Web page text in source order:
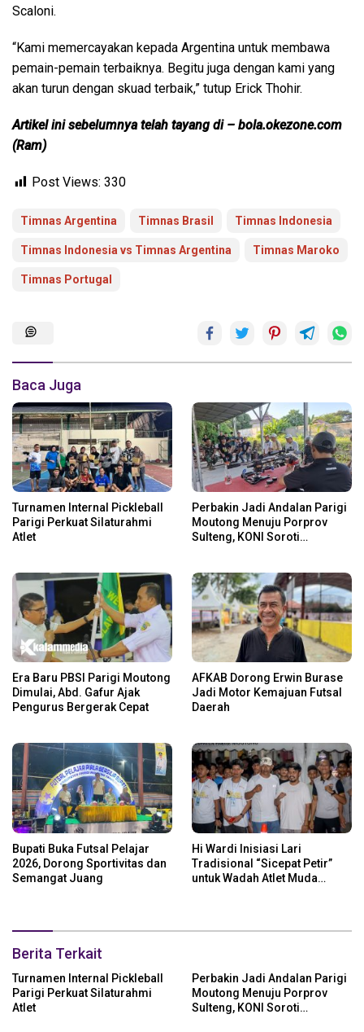
Scaloni.
“Kami memercayakan kepada Argentina untuk membawa
pemain-pemain terbaiknya. Begitu juga dengan kami yang
akan turun dengan skuad terbaik,” tutup Erick Thohir.
Artikel ini sebelumnya telah tayang di – bola.okezone.com
(Ram)
Post Views: 330
Timnas Argentina Timnas Brasil Timnas Indonesia
Timnas Indonesia vs Timnas Argentina Timnas Maroko
Timnas Portugal
Baca Juga
Turnamen Internal Pickleball
Parigi Perkuat Silaturahmi
Atlet
Perbakin Jadi Andalan Parigi
Moutong Menuju Porprov
Sulteng, KONI Soroti
Era Baru PBSI Parigi Moutong
Dimulai, Abd. Gafur Ajak
Pengurus Bergerak Cepat
AFKAB Dorong Erwin Burase
Jadi Motor Kemajuan Futsal
Daerah
Bupati Buka Futsal Pelajar
2026, Dorong Sportivitas dan
Semangat Juang
Hi Wardi Inisiasi Lari
Tradisional “Sicepat Petir”
untuk Wadah Atlet Muda
Berita Terkait
Turnamen Internal Pickleball
Parigi Perkuat Silaturahmi
Atlet
Perbakin Jadi Andalan Parigi
Moutong Menuju Porprov
Sulteng, KONI Soroti